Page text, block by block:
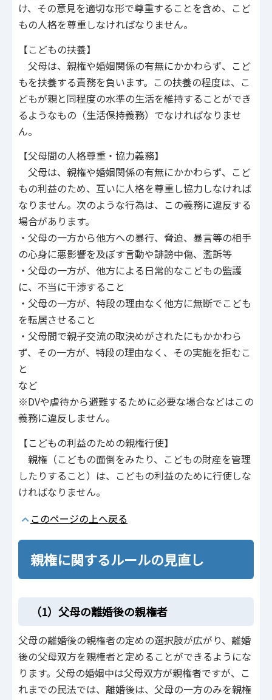
け、その意見を適切な形で尊重することを含め、こど
もの人格を尊重しなければなりません。
【こどもの扶養】
父母は、親権や婚姻関係の有無にかかわらず、こど
もを扶養する責務を負います。この扶養の程度は、こ
どもが親と同程度の水準の生活を維持することができ
るようなもの（生活保持義務）でなければなりませ
ん。
【父母間の人格尊重・協力義務】
父母は、親権や婚姻関係の有無にかかわらず、こど
もの利益のため、互いに人格を尊重し協力しなければ
なりません。次のような行為は、この義務に違反する
場合があります。
・父母の一方から他方への暴行、脅迫、暴言等の相手
の心身に悪影響を及ぼす言動や誹謗中傷、濫訴等
・父母の一方が、他方による日常的なこどもの監護
に、不当に干渉すること
・父母の一方が、特段の理由なく他方に無断でこども
を転居させること
・父母間で親子交流の取決めがされたにもかかわら
ず、その一方が、特段の理由なく、その実施を拒むこ
と
など
※DVや虐待から避難するために必要な場合などはこの
義務に違反しません。
【こどもの利益のための親権行使】
親権（こどもの面倒をみたり、こどもの財産を管理
したりすること）は、こどもの利益のために行使しな
ければなりません。
このページの上へ戻る
親権に関するルールの見直し
（1）父母の離婚後の親権者
父母の離婚後の親権者の定めの選択肢が広がり、離婚
後の父母双方を親権者と定めることができるようにな
ります。父母の婚姻中は父母双方が親権者ですが、こ
れまでの民法では、離婚後は、父母の一方のみを親権